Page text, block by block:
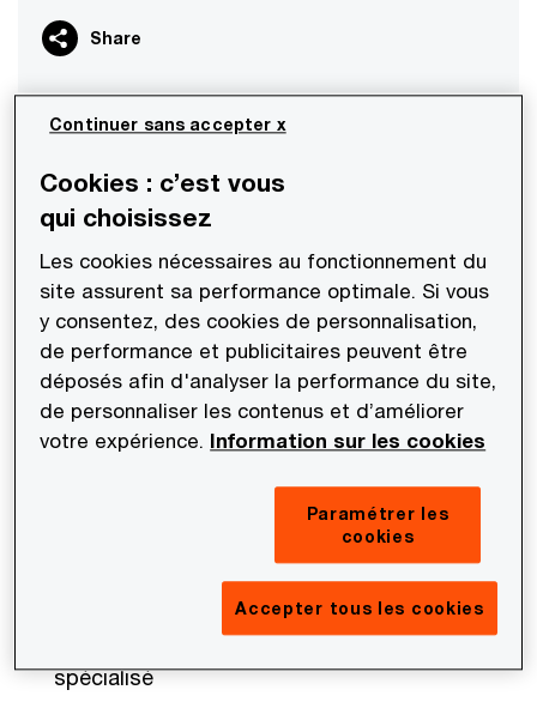
Share
Evolution du régime
Le texte qui régissait l’exonération de la gestion
de fonds, trop restrictif, était en contravention
avec le droit communautaire. L’article 261 C 1° f)
du CGI a été modifié par la loi de finances pour
2020 à compter du 1er janvier, l’exonération vise
les OPCVM ainsi que les autres organismes de
placement collectif présentant des
caractéristiques similaires. La liste précise des
organismes concernés a été fixée pardécret
Les fonds précédemment exonérés de TVA
ainsi que les organismes de financement
spécialisé
Cookies : c’est vous
qui choisissez
Les cookies nécessaires au fonctionnement du
site assurent sa performance optimale. Si vous
y consentez, des cookies de personnalisation,
de performance et publicitaires peuvent être
déposés afin d'analyser la performance du site,
de personnaliser les contenus et d’améliorer
votre expérience. Information sur les cookies
Paramétrer les
cookies
Accepter tous les cookies
Continuer sans accepter x